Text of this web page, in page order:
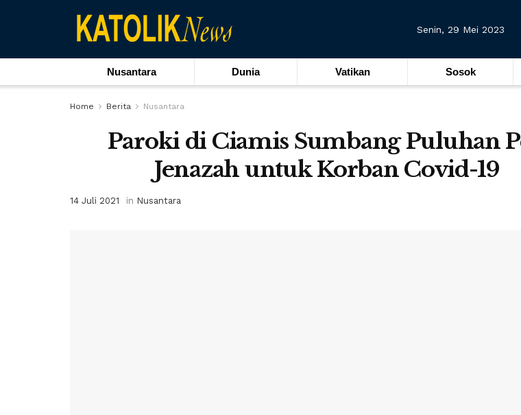
Senin, 29 Mei 2023
Nusantara Dunia Vatikan Sosok
Home Berita Nusantara
Paroki di Ciamis Sumbang Puluhan
Jenazah untuk Korban Covid-19
14 Juli 2021 in Nusantara